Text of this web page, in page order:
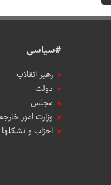
#سیاسی
رهبر انقلاب
دولت
مجلس
وزارت امور خارجه
احزاب و تشکلها